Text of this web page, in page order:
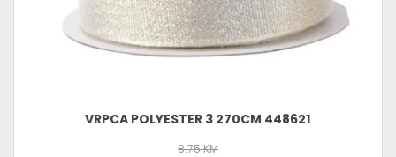
VRPCA POLYESTER 3 270CM 448621
8.75 KM